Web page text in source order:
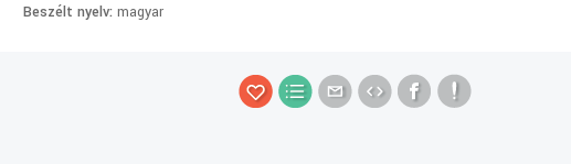
Beszélt nyelv:magyar